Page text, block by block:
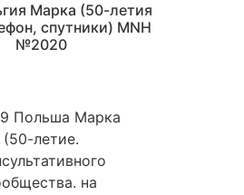
Марка (50-летия
спутники) MNH
№2020